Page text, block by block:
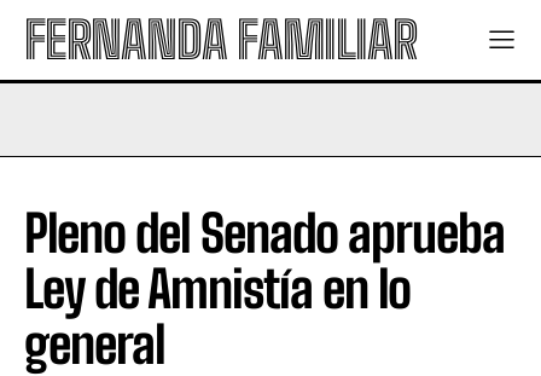
FERNANDA FAMILIAR
Pleno del Senado aprueba
Ley de Amnistía en lo
general